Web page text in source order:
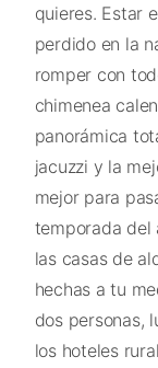
quieres. Estar
perdido en la
romper con
chimenea
panorámica
jacuzzi y la
mejor para
temporada del
las casas de
hechas a tu
dos personas,
los hoteles